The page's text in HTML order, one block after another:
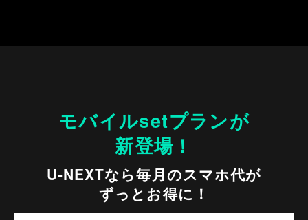
モバイルsetプランが
新登場！
U-NEXTなら毎月のスマホ代が
ずっとお得に！